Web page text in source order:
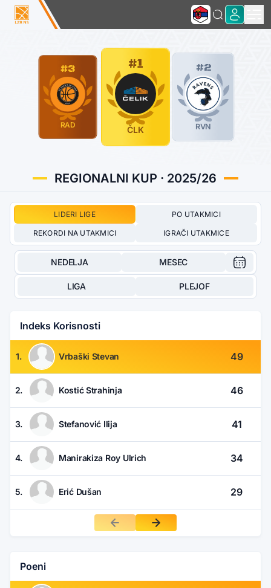
#3
RAD
#1
ČLK
#2
RVN
REGIONALNI KUP · 2025/26
LIDERI LIGE PO UTAKMICI
REKORDI NA UTAKMICI IGRAČI UTAKMICE
NEDELJA MESEC
LIGA PLEJOF
Indeks Korisnosti
1. Vrbaški Stevan 49
2. Kostić Strahinja 46
3. Stefanović Ilija 41
4. Manirakiza Roy Ulrich 34
5. Erić Dušan 29
Poeni